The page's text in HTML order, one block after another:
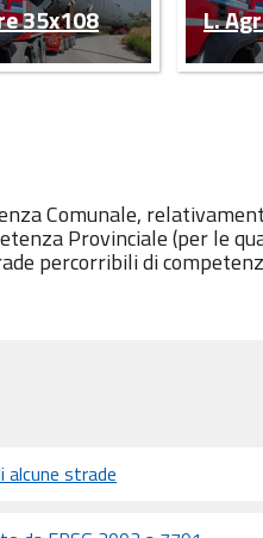
35x108 L.
Comunale,
Provinciale (per le
percorribili di
alcune strade